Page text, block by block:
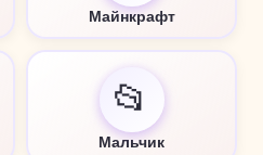
Майнкрафт
📂
Мальчик